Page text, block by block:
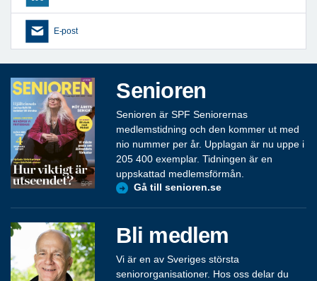
E-post
Senioren
Senioren är SPF Seniorernas
medlemstidning och den kommer ut med
nio nummer per år. Upplagan är nu uppe i
205 400 exemplar. Tidningen är en
uppskattad medlemsförmån.
Gå till senioren.se
Bli medlem
Vi är en av Sveriges största
seniororganisationer. Hos oss delar du